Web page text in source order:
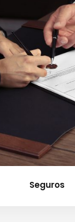
Seguros
Seguros